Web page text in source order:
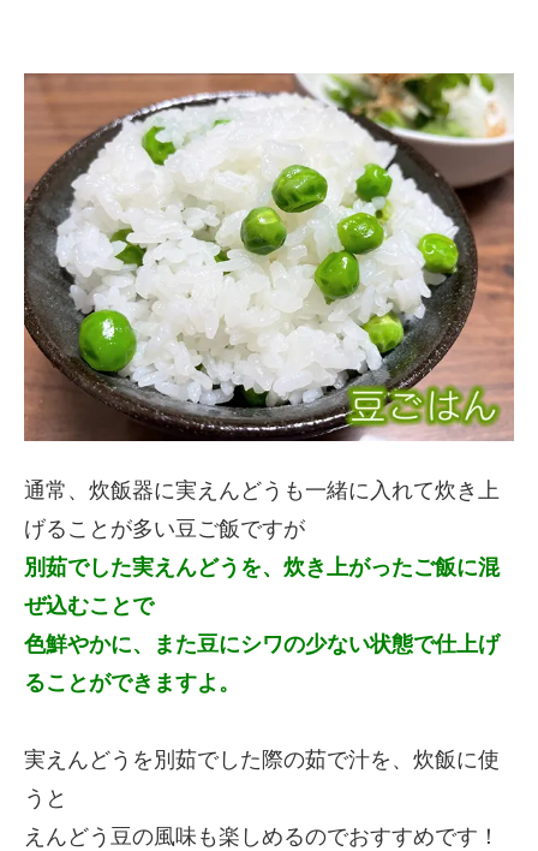
通常、炊飯器に実えんどうも一緒に入れて炊き上
げることが多い豆ご飯ですが
別茹でした実えんどうを、炊き上がったご飯に混
ぜ込むことで
色鮮やかに、また豆にシワの少ない状態で仕上げ
ることができますよ。
実えんどうを別茹でした際の茹で汁を、炊飯に使
うと
えんどう豆の風味も楽しめるのでおすすめです！